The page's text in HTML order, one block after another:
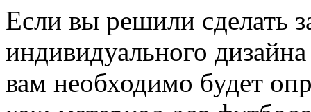
Если вы решили сделать
индивидуального
вам необходимо будет